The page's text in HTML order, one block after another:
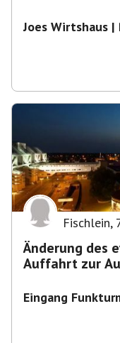
Joes Wirtshaus
Fischlein,
Änderung des
Auffahrt zur
Eingang